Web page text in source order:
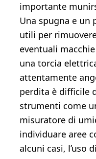
importante
Una spugna e un
utili per
eventuali
una torcia
attentamente
perdita è difficile
strumenti come
misuratore di
individuare aree
alcuni casi, l’uso